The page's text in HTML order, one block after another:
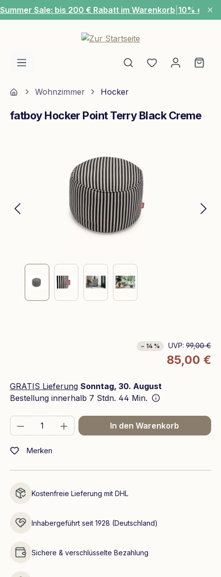
Zum Hauptinhalt springen
Summer Sale: bis 200 € Rabatt im Warenkorb 10% extra
Du hast 0
HomeWohnzimmer Hocker
fatboy Hocker Point Terry Black Creme
− 14 % UVP: 99,00 €
85,00 €
GRATIS Lieferung Sonntag, 30. August
Bestellung innerhalb 7 Stdn. 44 Min.
Produkt Anzahl: Gib den gewünschten
In den Warenkorb
Merken
Kostenfreie Lieferung mit DHL
Inhabergeführt seit 1928 (Deutschland)
Sichere & verschlüsselte Bezahlung